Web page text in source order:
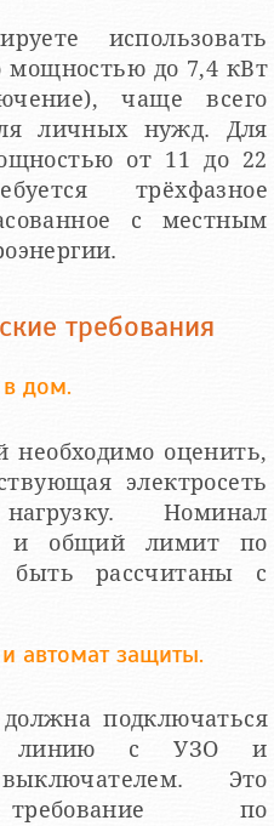
использовать
мощностью до 7,4 кВт
чаще всего
личных нужд. Для
от 11 до 22
трёхфазное
с местным
требования
в дом.
необходимо оценить,
электросеть
Номинал
и общий лимит по
рассчитаны с
автомат защиты.
должна подключаться
линию с УЗО и
Это
требование по